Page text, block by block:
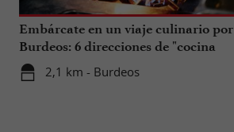
Embárcate en un viaje culinario por
Burdeos: 6 direcciones de "cocina
internacional"
2,1 km - Burdeos